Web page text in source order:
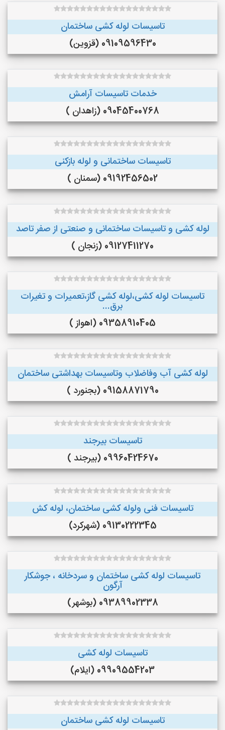
تاسیسات لوله کشی ساختمان
09109596430 (قزوین)
خدمات تاسیسات آرامش
09045400768 (زاهدان )
تاسیسات ساختمانی و لوله بازکنی
09192456502 (سمنان )
لوله کشی و تاسیسات ساختمانی و صنعتی از صفر تاصد
09127411270 (زنجان )
تاسیسات لوله کشی،لوله کشی گاز،تعمیرات و تغیرات
برق...
09358910405 (اهواز )
لوله کشی آب وفاضلاب وتاسیسات بهداشتی ساختمان
09158871790 (بجنورد )
تاسیسات بیرجند
09960424670 (بیرجند )
تاسیسات فنی ولوله کشی ساختمان، لوله کش
09130222345 (شهرکرد)
تاسیسات لوله کشی ساختمان و سردخانه ، جوشکار
آرگون
09389902338 (بوشهر)
تاسیسات لوله کشی
09909554203 (ایلام)
تاسیسات لوله کشی ساختمان